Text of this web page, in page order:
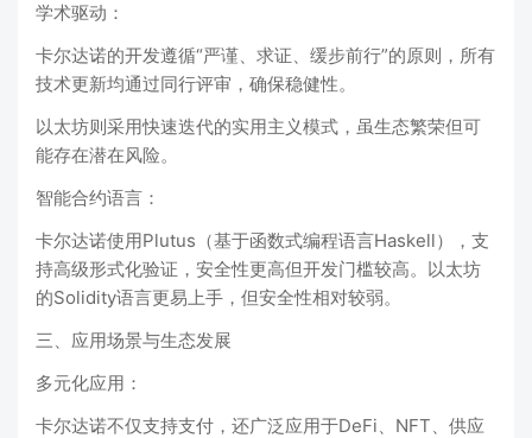
‌学术驱动‌：
卡尔达诺的开发遵循“严谨、求证、缓步前行”的原则，所有
技术更新均通过同行评审，确保稳健性‌。
以太坊则采用快速迭代的实用主义模式，虽生态繁荣但可
能存在潜在风险‌。
‌智能合约语言‌：
卡尔达诺使用‌Plutus‌（基于函数式编程语言Haskell），支
持高级形式化验证，安全性更高但开发门槛较高‌。以太坊
的Solidity语言更易上手，但安全性相对较弱‌。
三、应用场景与生态发展
‌多元化应用‌：
卡尔达诺不仅支持支付，还广泛应用于DeFi、NFT、供应